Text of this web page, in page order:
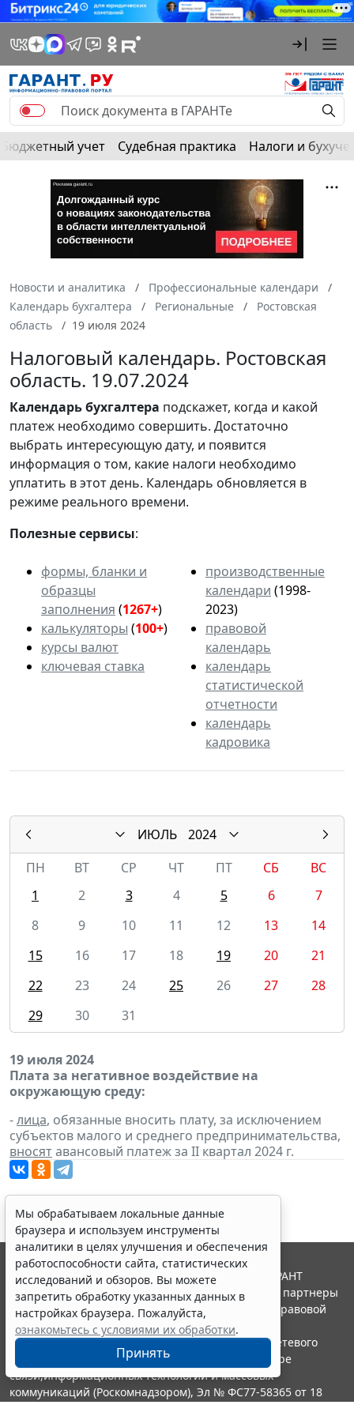
Бюджетный учет Судебная практика Налоги и
Новости и аналитика
Профессиональные календари
Календарь бухгалтера
Региональные
Ростовская
область
19 июля 2024
Налоговый календарь. Ростовская
область. 19.07.2024
Календарьбухгалтера подскажет, когда и какой
платеж необходимо совершить. Достаточно
выбрать интересующую дату, и появится
информация о том, какие налоги необходимо
уплатить в этот день. Календарь обновляется в
режиме реального времени.
Полезные сервисы:
формы, бланки и
образцы
заполнения (1267+)
калькуляторы (100+)
курсы валют
ключевая ставка
производственные
календари (1998-
2023)
правовой
календарь
календарь
статистической
отчетности
календарь
кадровика
ИЮЛЬ
2024
ПН
ВТ СР ЧТ ПТ СБ
ВС
1
2 3 4 5 6
7
8
9 10 11 12 13
14
15
16 17 18 19 20
21
22
23 24 25 26 27
28
29
30 31
19 июля 2024
Плата за негативное воздействие на
окружающую среду:
-лица, обязанные вносить плату, за исключением
субъектов малого и среднего предпринимательства,
вносятавансовый платеж за II квартал 2024 г.
Мы обрабатываем локальные данные
браузера и используем инструменты
аналитики в целях улучшения и обеспечения
работоспособности сайта, статистических
исследований и обзоров. Вы можете
запретить обработку указанных данных в
настройках браузера. Пожалуйста,
ознакомьтесь с условиями их обработки.
Принять
© ООО "НПП "ГАРАНТ-СЕРВИС", 2026. Система ГАРАНТ
выпускается с 1990 года. Компания "Гарант" и ее партнеры
являются участниками Российской ассоциации правовой
информации ГАРАНТ.
Портал ГАРАНТ.РУ зарегистрирован в качестве сетевого
издания Федеральной службой по надзору в сфере
связи,информационных технологий и массовых
коммуникаций (Роскомнадзором), Эл № ФС77-58365 от 18